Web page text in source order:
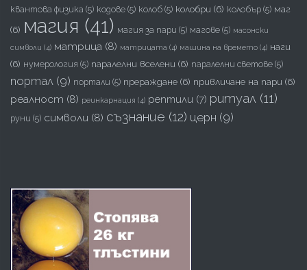
квантова физика (5) кодове (5) колоб (5) колобри (6) колобър (5) маг
(6) магия (41) магия за пари (5) магове (5) масонски
символи (4) матрица (8) матрицата (4) машина на времето (4) наги
(6) нумерология (5) паралелни вселени (6) паралелни светове (5)
портал (9) портали (5) прераждане (6) привличане на пари (6)
реалност (8) реинкарнация (4) рептили (7) ритуал (11)
руни (5) символи (8) съзнание (12) церн (9)